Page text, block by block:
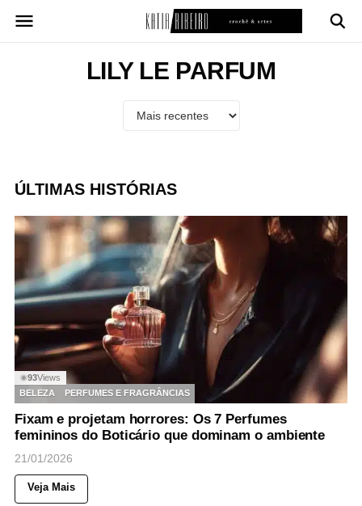
para
LILY LE PARFUM
ÚLTIMAS HISTÓRIAS
◉93Views
BELEZA
PERFUMES E FRAGRÂNCIAS
Fixam e projetam horrores: Os 7 Perfumes
femininos do Boticário que dominam o ambiente
21/01/2026
Veja Mais